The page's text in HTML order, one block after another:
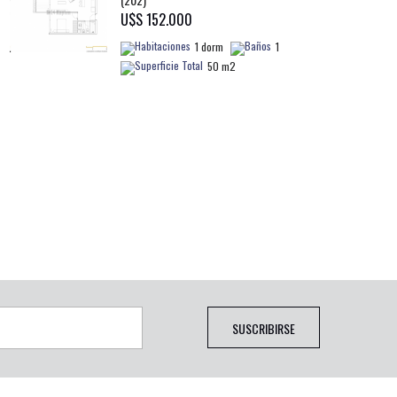
U$S 152.000
1 dorm
1
50 m2
SUSCRIBIRSE